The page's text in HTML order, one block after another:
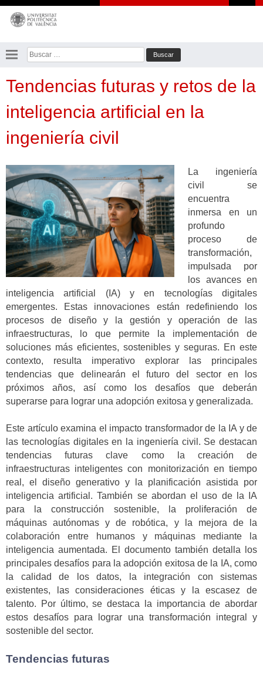
Saltar
contenido
Buscar:
Tendencias futuras y retos de la
inteligencia artificial en la
ingeniería civil
La ingeniería
civil se
encuentra
inmersa en un
profundo
proceso de
transformación,
impulsada por
los avances en
inteligencia artificial (IA) y en tecnologías digitales
emergentes. Estas innovaciones están redefiniendo los
procesos de diseño y la gestión y operación de las
infraestructuras, lo que permite la implementación de
soluciones más eficientes, sostenibles y seguras. En este
contexto, resulta imperativo explorar las principales
tendencias que delinearán el futuro del sector en los
próximos años, así como los desafíos que deberán
superarse para lograr una adopción exitosa y generalizada.
Este artículo examina el impacto transformador de la IA y de
las tecnologías digitales en la ingeniería civil. Se destacan
tendencias futuras clave como la creación de
infraestructuras inteligentes con monitorización en tiempo
real, el diseño generativo y la planificación asistida por
inteligencia artificial. También se abordan el uso de la IA
para la construcción sostenible, la proliferación de
máquinas autónomas y de robótica, y la mejora de la
colaboración entre humanos y máquinas mediante la
inteligencia aumentada. El documento también detalla los
principales desafíos para la adopción exitosa de la IA, como
la calidad de los datos, la integración con sistemas
existentes, las consideraciones éticas y la escasez de
talento. Por último, se destaca la importancia de abordar
estos desafíos para lograr una transformación integral y
sostenible del sector.
Tendencias futuras